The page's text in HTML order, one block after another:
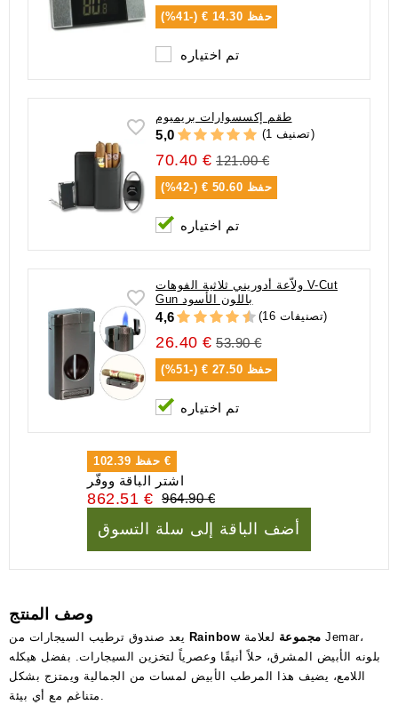
حفظ 14.30 € (-41%)
تم اختياره
طقم إكسسوارات بريميوم
5,0 (1 تصنيف)
70.40 € 121.00 €
حفظ 50.60 € (-42%)
تم اختياره
ولاّعة أدوريني ثلاثية الفوهات V-Cut
Gun باللون الأسود
4,6 (16 تصنيفات)
26.40 € 53.90 €
حفظ 27.50 € (-51%)
تم اختياره
حفظ 102.39 €
اشتر الباقة ووفّر
862.51 € 964.90 €
أضف الباقة إلى سلة التسوق
وصف المنتج
Rainbow مجموعة لعلامة Jemar،
بلونه الأبيض المشرق، حلاً أنيقًا وعصرياً لتخزين السيجارات. بفضل هيكله
اللامع، يضيف هذا المرطب الأبيض لمسات من الجمالية ويمتزج بشكل
متناغم مع أي بيئة.